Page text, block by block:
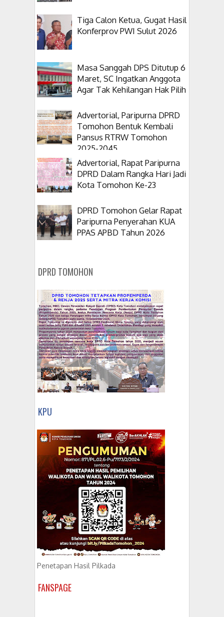
Tiga Calon Ketua, Gugat Hasil
Konferprov PWI Sulut 2026
Masa Sanggah DPS Ditutup 6
Maret, SC Ingatkan Anggota
Agar Tak Kehilangan Hak Pilih
Advertorial, Paripurna DPRD
Tomohon Bentuk Kembali
Pansus RTRW Tomohon
2025-2045
Advertorial, Rapat Paripurna
DPRD Dalam Rangka Hari Jadi
Kota Tomohon Ke-23
DPRD Tomohon Gelar Rapat
Paripurna Penyerahan KUA
PPAS APBD Tahun 2026
DPRD TOMOHON
KPU
Penetapan Hasil Pilkada
FANSPAGE